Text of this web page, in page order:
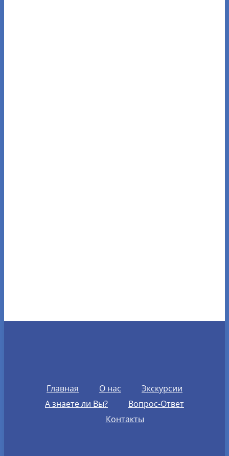
Главная О нас
Экскурсии
А знаете ли Вы?
Вопрос-Ответ
Контакты